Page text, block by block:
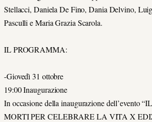
Stellacci, Daniela De Fino, Dania Delvino,
Pasculli e Maria Grazia Scarola.
IL PROGRAMMA:
-Giovedì 31 ottobre
19:00 Inaugurazione
In occasione della inaugurazione dell’evento
MORTI PER CELEBRARE LA VITA X